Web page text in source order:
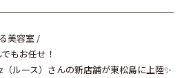
美容室 /
もお任せ！
ルース）さんの新店舗が東松島に上陸✨